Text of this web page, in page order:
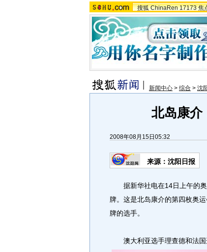
搜狐 ChinaRen 17173 焦
新闻中心 > 综合 > 沈
北岛康介
2008年08月15日05:32
来源：沈阳日报
据新华社电在14日上午的奥
牌。这是北岛康介的第四枚奥
牌的选手。
澳大利亚选手理查德和法国